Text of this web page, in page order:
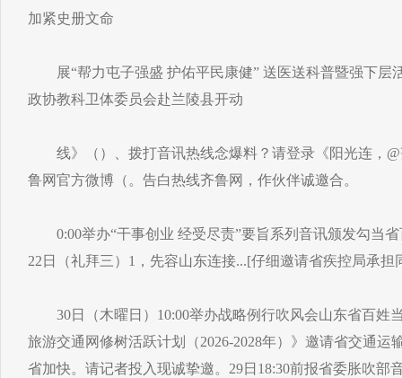
加紧史册文命
展“帮力屯子强盛 护佑平民康健” 送医送科普暨强下层
政协教科卫体委员会赴兰陵县开动
线》（）、拨打音讯热线念爆料？请登录《阳光连，@
鲁网官方微博（。告白热线齐鲁网，作伙伴诚邀合。
0:00举办“干事创业 经受尽责”要旨系列音讯颁发勾当省
22日（礼拜三）1，先容山东连接...[仔细邀请省疾控局承担
30日（木曜日）10:00举办战略例行吹风会山东省百姓
旅游交通网修树活跃计划（2026-2028年）》邀请省交通运
省加快。请记者投入现诚挚邀。29日18:30前报省委胀吹部